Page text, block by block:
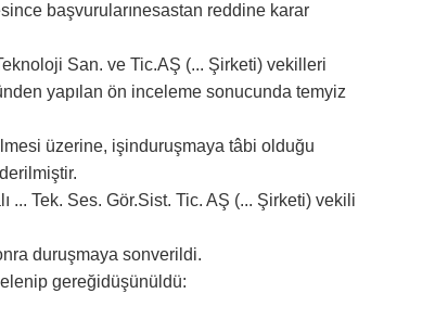
başvurularınesastan reddine karar
San. ve Tic.AŞ (... Şirketi) vekilleri
yapılan ön inceleme sonucunda temyiz
üzerine, işinduruşmaya tâbi olduğu
... Tek. Ses. Gör.Sist. Tic. AŞ (... Şirketi) vekili
duruşmaya sonverildi.
gereğidüşünüldü: